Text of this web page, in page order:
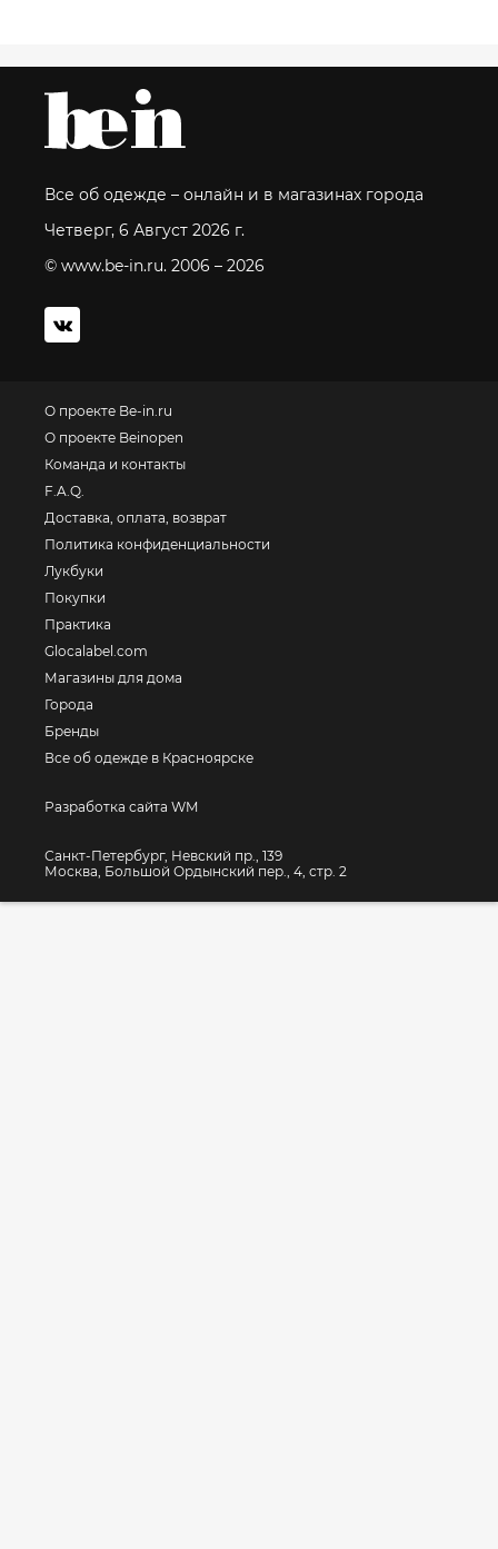
Все об одежде – онлайн и в магазинах города
Четверг, 6 Август 2026 г.
© www.be-in.ru. 2006 – 2026
О проекте Be-in.ru
О проекте Beinopen
Команда и контакты
F.A.Q.
Доставка, оплата, возврат
Политика конфиденциальности
Лукбуки
Покупки
Практика
Glocalabel.com
Магазины для дома
Города
Бренды
Все об одежде в Красноярске
Разработка сайта WM
Санкт-Петербург, Невский пр., 139
Москва, Большой Ордынский пер., 4, стр. 2